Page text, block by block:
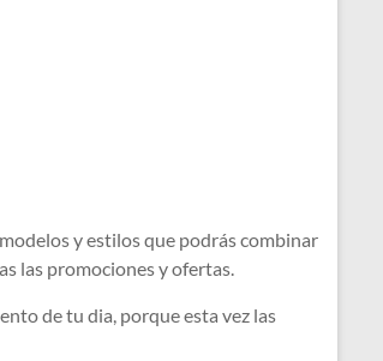
y estilos que podrás combinar
las promociones y ofertas.
de tu dia, porque esta vez las